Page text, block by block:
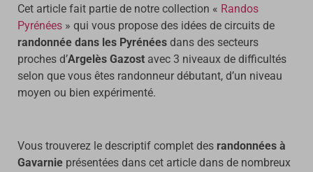
Cet article fait partie de notre collection « Randos
Pyrénées » qui vous propose des idées de circuits de
randonnée dans les Pyrénées dans des secteurs
proches d’Argelès Gazost avec 3 niveaux de difficultés
selon que vous êtes randonneur débutant, d’un niveau
moyen ou bien expérimenté.
Vous trouverez le descriptif complet des randonnées à
Gavarnie présentées dans cet article dans de nombreux